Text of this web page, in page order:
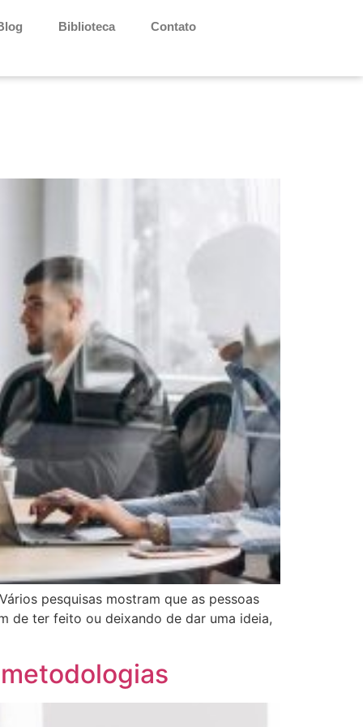
Biblioteca Contato
pesquisas mostram que as pessoas
de ter feito ou deixando de dar uma ideia,